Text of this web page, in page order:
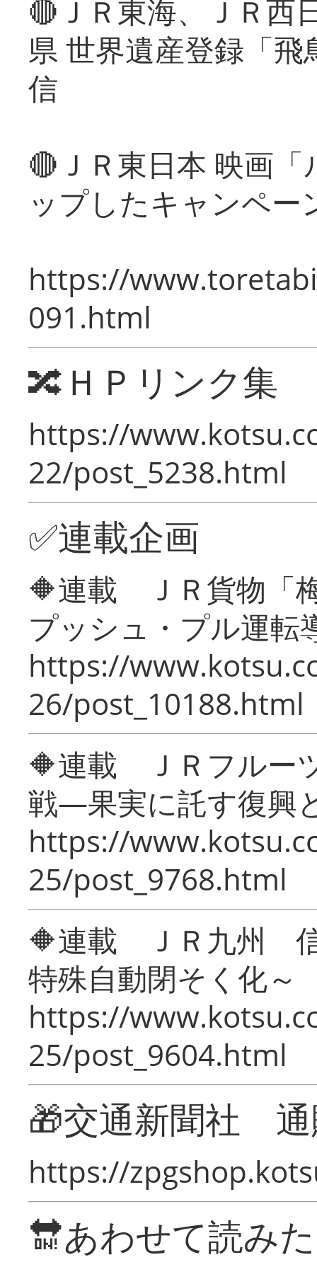
🔴ＪＲ東海、ＪＲ西
県 世界遺産登録「
信
🔴ＪＲ東日本 映画
ップしたキャンペー
https://
091.html
🔀ＨＰリンク集
https://
22/post_5238.html
✅連載企画
🔶連載 ＪＲ貨物「
プッシュ・プル運転
https://
26/post_10188.html
🔶連載 ＪＲフルー
戦―果実に託す復興
https://
25/post_9768.html
🔶連載 ＪＲ九州 信
特殊自動閉そく化～
https://
25/post_9604.html
🎁交通新聞社
https://
🔛あわせて読み